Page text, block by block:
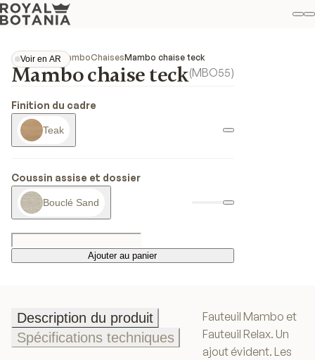
Voir en AR
Voir en AR
CollectionsMamboChaisesMambo chaise teck
Mambo chaise teck(MBO55)
Finition du cadre
Teak
Coussin assise et dossier
Bouclé Sand
Ajouter au panier
Ajouter au panier
Description du produit
Description du produit
Spécifications techniques
Fauteuil Mambo et
Fauteuil Relax. Un
ajout évident. Les